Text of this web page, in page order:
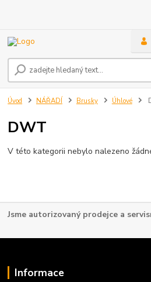
Úvod NÁŘADÍ Brusky Úhlové
DWT
V této kategorii nebylo nalezeno
Jsme autorizovaný prodejce a
Informace